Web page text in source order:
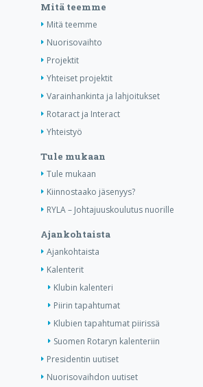
Mitä teemme
Mitä teemme
Nuorisovaihto
Projektit
Yhteiset projektit
Varainhankinta ja lahjoitukset
Rotaract ja Interact
Yhteistyö
Tule mukaan
Tule mukaan
Kiinnostaako jäsenyys?
RYLA – Johtajuuskoulutus nuorille
Ajankohtaista
Ajankohtaista
Kalenterit
Klubin kalenteri
Piirin tapahtumat
Klubien tapahtumat piirissä
Suomen Rotaryn kalenteriin
Presidentin uutiset
Nuorisovaihdon uutiset